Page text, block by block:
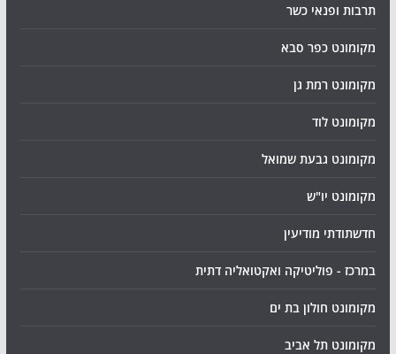
תרבות ופנאי כשר
מקומונט כפר סבא
מקומונט רמת גן
מקומונט לוד
מקומונט גבעת שמואל
מקומונט יו"ש
חדשתודתי מודיעין
במרכז - פוליטיקה ואקטואליה דתית
מקומונט חולון בת ים
מקומונט תל אביב